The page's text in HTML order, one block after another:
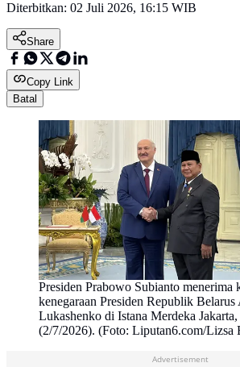
Diterbitkan: 02 Juli 2026, 16:15 WIB
Share
Copy Link
Batal
Presiden Prabowo Subianto menerima
kenegaraan Presiden Republik Belarus
Lukashenko di Istana Merdeka
(2/7/2026). (Foto: Liputan6.com/Lizsa
Advertisement